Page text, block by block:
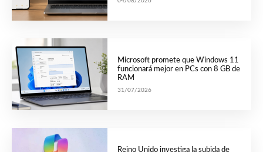
Microsoft promete que Windows 11
funcionará mejor en PCs con 8 GB de
RAM
31/07/2026
Reino Unido investiga la subida de